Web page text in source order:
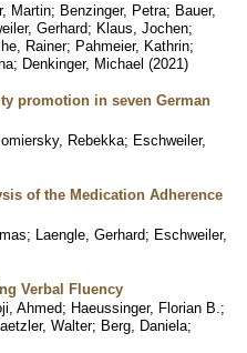
Martin; Benzinger, Petra; Bauer,
Gerhard; Klaus, Jochen;
Rainer; Pahmeier, Kathrin;
; Denkinger, Michael (2021)
promotion in seven German
Rebekka; Eschweiler,
of the Medication Adherence
; Laengle, Gerhard; Eschweiler,
Verbal Fluency
Ahmed; Haeussinger, Florian B. ;
Walter; Berg, Daniela;